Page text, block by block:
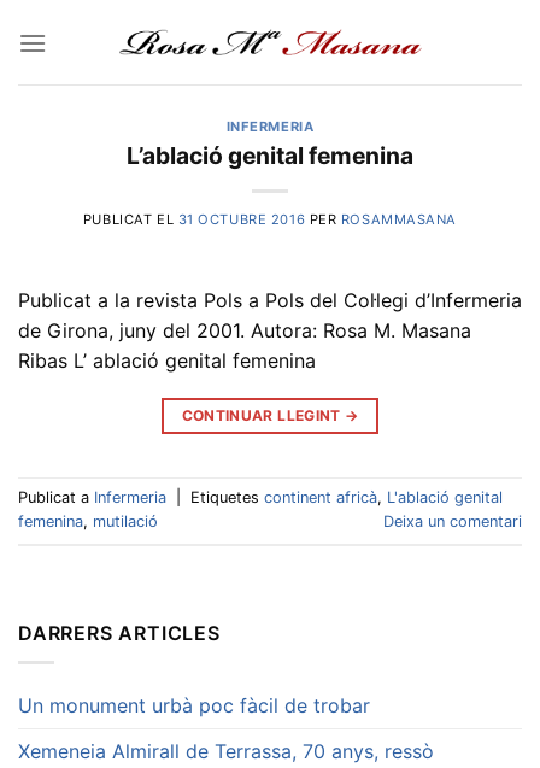
INFERMERIA
L’ablació genital femenina
PUBLICAT EL 31 OCTUBRE 2016 PER ROSAMMASANA
Publicat a la revista Pols a Pols del Col·legi d’Infermeria
de Girona, juny del 2001. Autora: Rosa M. Masana
Ribas L’ ablació genital femenina
CONTINUAR LLEGINT →
Publicat a Infermeria Etiquetes continent africà, L'ablació genital
femenina, mutilació Deixa un comentari
DARRERS ARTICLES
Un monument urbà poc fàcil de trobar
Xemeneia Almirall de Terrassa, 70 anys, ressò